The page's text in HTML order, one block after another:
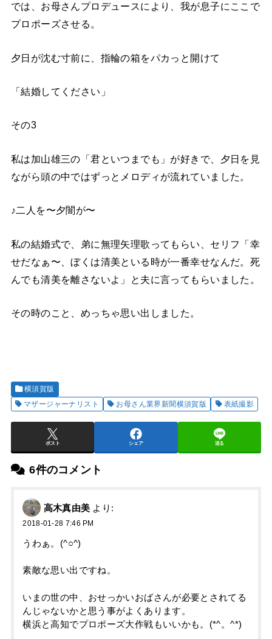
では、お母さんプロデュースにより、我が息子にここで
プロポーズさせる。
夕日が沈む寸前に、指輪の箱をパカっと開けて
「結婚してください」
その3
私は加山雄三の「君といつまでも」が好きで、夕日を見
ながら頭の中ではずっとメロディが流れていました。
♪二人を〜夕闇が〜
私の結婚式で、弟に無理矢理歌ってもらい、セリフ「幸
せだなぁ〜、ぼくは清美といる時が一番幸せなんだ。死
んでも清美を離さないよ」と夫に言ってもらいました。
その時のこと、めっちゃ思い出しました。
横須賀版
マザージャーナリスト
お母さん業界新聞横須賀版 表紙撮影
ポスト シェア 送る
6件のコメント
高木真由美 より:
2018-01-28 7:46 PM
うわぁ。(^○^)
素敵な思い出ですね。
いまの世の中、おせっかいおばさんが必要とされてる
んじゃないかと思う事がよくあります。
横浜と高知でプロポーズ大作戦もいいかも。(*^。^*)